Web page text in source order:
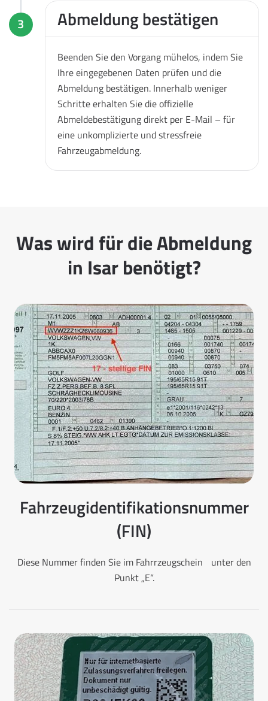
3 Abmeldung bestätigen
Beenden Sie den Vorgang mühelos, indem Sie
Ihre eingegebenen Daten prüfen und die
Abmeldung bestätigen. Innerhalb weniger
Schritte erhalten Sie die offizielle
Abmeldebestätigung direkt per E-Mail – für
eine unkomplizierte und stressfreie
Fahrzeugabmeldung.
Was wird für die Abmeldung
in Isar benötigt?
Fahrzeugidentifikationsnummer
(FIN)
Diese Nummer finden Sie im Fahrrzeugschein unter den
Punkt „E“.